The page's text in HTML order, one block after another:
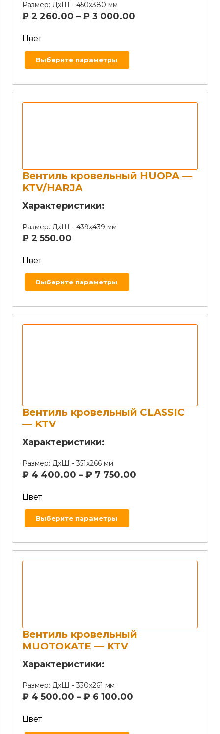
Размер: ДхШ - 450х380 мм
₽ 2 260.00 – ₽ 3 000.00
Цвет
Выберите параметры
Вентиль кровельный HUOPA —
KTV/HARJA
Характеристики:
Размер: ДхШ - 439х439 мм
₽ 2 550.00
Цвет
Выберите параметры
Вентиль кровельный CLASSIC
— KTV
Характеристики:
Размер: ДхШ - 351х266 мм
₽ 4 400.00 – ₽ 7 750.00
Цвет
Выберите параметры
Вентиль кровельный
MUOTOKATE — KTV
Характеристики:
Размер: ДхШ - 330х261 мм
₽ 4 500.00 – ₽ 6 100.00
Цвет